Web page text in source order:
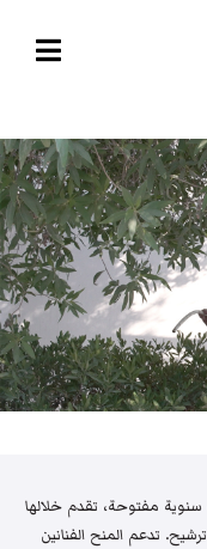
مفتوحة، تقدم خلالها
تدعم المنح الفنانين